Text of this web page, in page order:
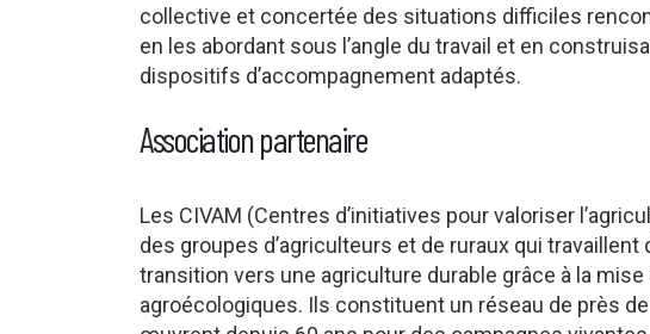
collective et concertée des situations difficiles
en les abordant sous l’angle du travail et en
dispositifs d’accompagnement adaptés.
Association partenaire
Les CIVAM (Centres d’initiatives pour valoriser
des groupes d’agriculteurs et de ruraux qui travaillent
transition vers une agriculture durable grâce à la
agroécologiques. Ils constituent un réseau de près